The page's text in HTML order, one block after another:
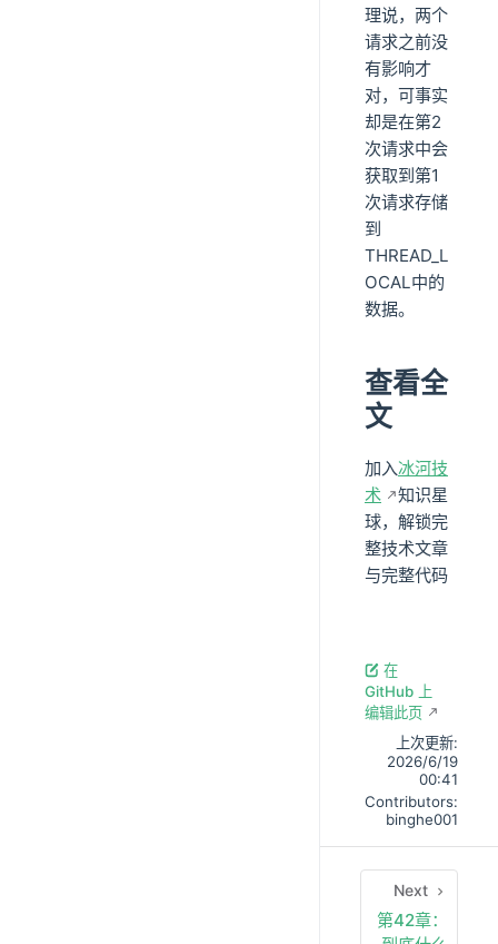
理说，两个
请求之前没
有影响才
对，可事实
却是在第2
次请求中会
获取到第1
次请求存储
到
THREAD_L
OCAL中的
数据。
查看全
文
加入冰河技
术
知识星
球，解锁完
整技术文章
与完整代码
在
GitHub 上
编辑此页
上次更新:
2026/6/19
00:41
Contributors:
binghe001
Next
第42章：